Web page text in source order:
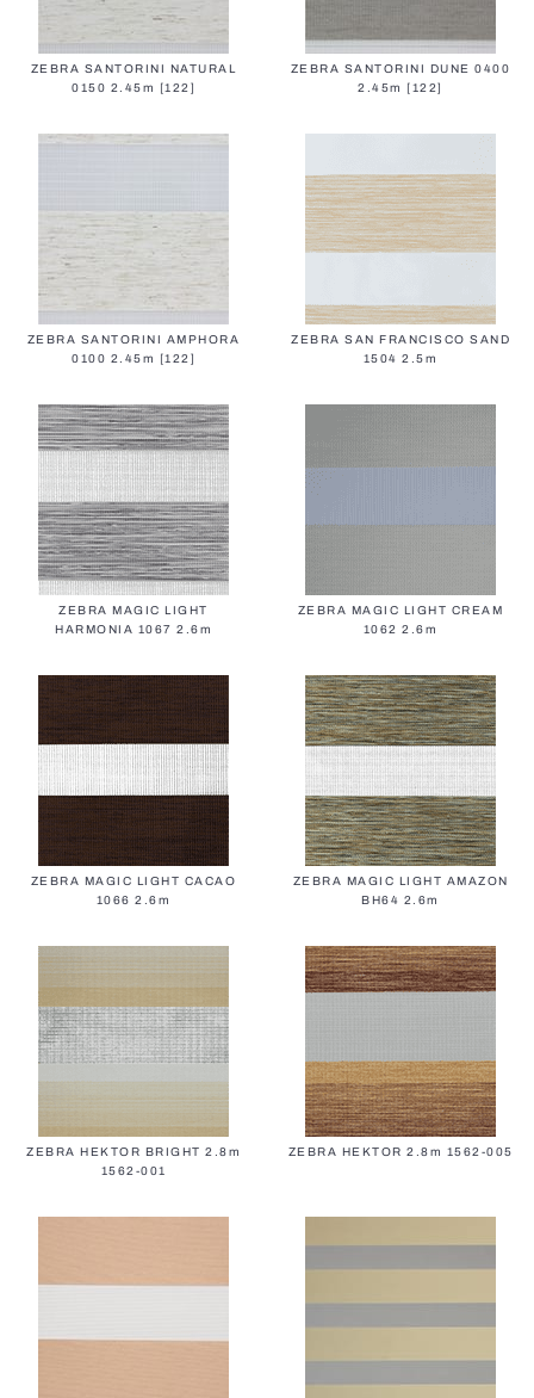
ZEBRA SANTORINI NATURAL
0150 2.45m [122]
ZEBRA SANTORINI DUNE 0400
2.45m [122]
ZEBRA SANTORINI AMPHORA
0100 2.45m [122]
ZEBRA SAN FRANCISCO SAND
1504 2.5m
ZEBRA MAGIC LIGHT
HARMONIA 1067 2.6m
ZEBRA MAGIC LIGHT CREAM
1062 2.6m
ZEBRA MAGIC LIGHT CACAO
1066 2.6m
ZEBRA MAGIC LIGHT AMAZON
BH64 2.6m
ZEBRA HEKTOR BRIGHT 2.8m
1562-001
ZEBRA HEKTOR 2.8m 1562-005